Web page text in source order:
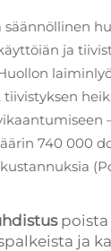
säännöllinen
ja
740 000
ja